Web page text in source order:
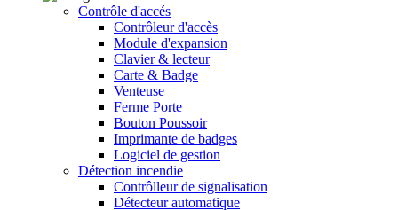
Contrôle d'accés
Contrôleur d'accès
Module d'expansion
Clavier & lecteur
Carte & Badge
Venteuse
Ferme Porte
Bouton Poussoir
Imprimante de badges
Logiciel de gestion
Détection incendie
Contrôlleur de signalisation
Détecteur automatique